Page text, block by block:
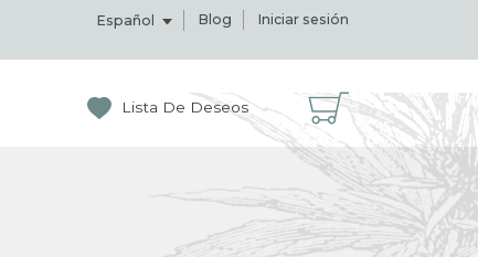
Español Blog Iniciar sesión
Lista De Deseos